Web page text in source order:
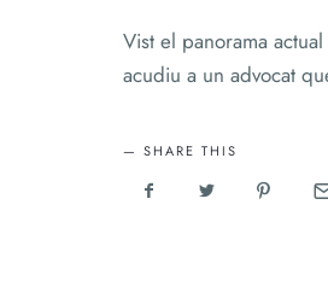
Vist el panorama
acudiu a un advocat
SHARE THIS